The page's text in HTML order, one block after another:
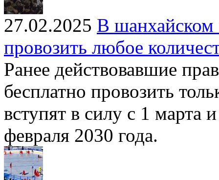
27.02.2025 В шанхайском
провозить любое
Ранее действовавшие
бесплатно провозить
вступят в силу с 1 марта
февраля 2030 года.